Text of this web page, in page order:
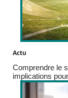
Actu
Comprendre le
implications